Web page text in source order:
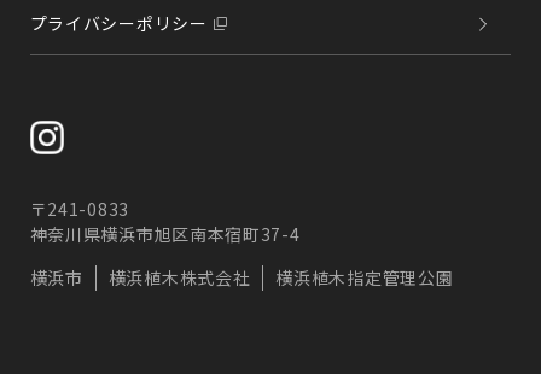
プライバシーポリシー
〒241-0833
神奈川県横浜市旭区南本宿町37-4
横浜市
横浜植木株式会社 横浜植木指定管理公園